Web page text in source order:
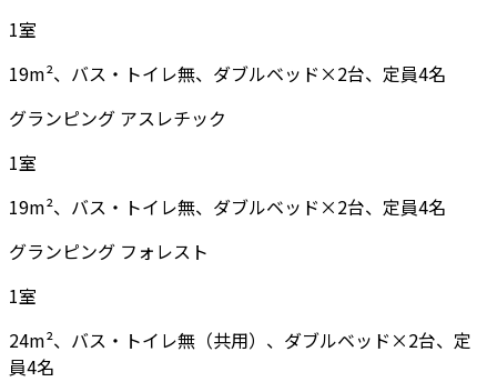
1室
19m²、バス・トイレ無、ダブルベッド×2台、定員4名
グランピング アスレチック
1室
19m²、バス・トイレ無、ダブルベッド×2台、定員4名
グランピング フォレスト
1室
24m²、バス・トイレ無（共用）、ダブルベッド×2台、定
員4名